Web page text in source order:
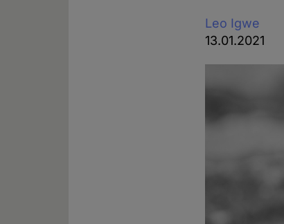
Leo Igwe
13.01.2021